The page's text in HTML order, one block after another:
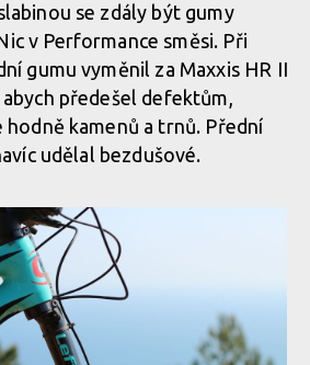
se zdály být gumy
v Performance směsi. Při
gumu vyměnil za Maxxis HR II
předešel defektům,
hodně kamenů a trnů. Přední
udělal bezdušové.